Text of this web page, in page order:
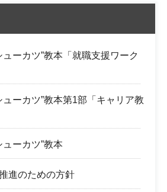
ューカツ”教本「就職支援ワーク
ューカツ”教本第1部「キャリア教
ーカツ”教本
進のための方針